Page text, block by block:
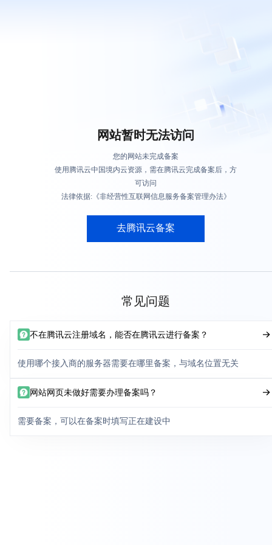
网站暂时无法访问
您的网站未完成备案
使用腾讯云中国境内云资源，需在腾讯云完成备案后，方
可访问
法律依据:《非经营性互联网信息服务备案管理办法》
去腾讯云备案
常见问题
不在腾讯云注册域名，能否在腾讯云进行备案？
使用哪个接入商的服务器需要在哪里备案，与域名位置无关
网站网页未做好需要办理备案吗？
需要备案，可以在备案时填写正在建设中